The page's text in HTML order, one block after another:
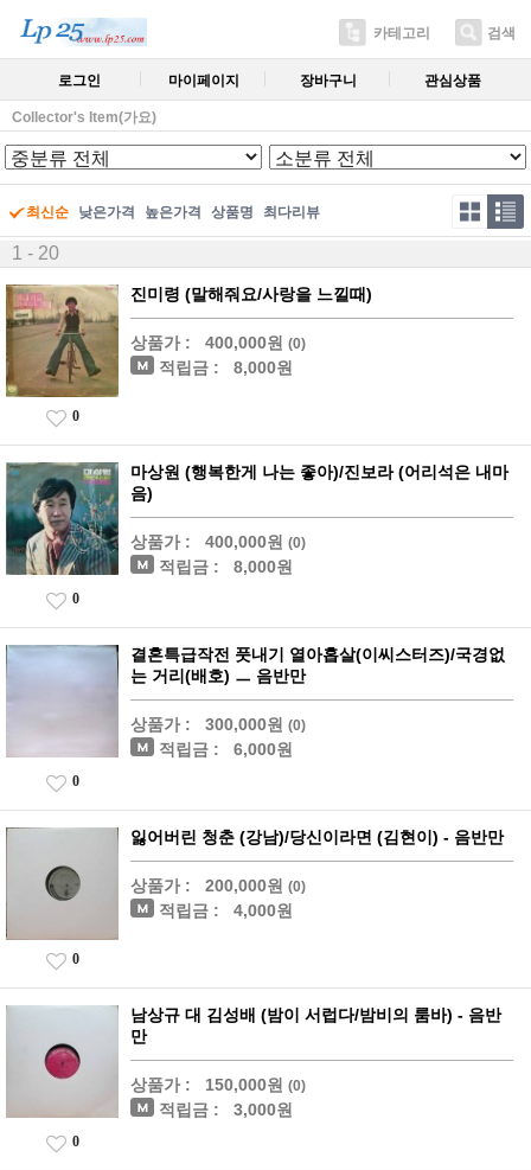
카테고리 검색
로그인 마이페이지 장바구니 관심상품
Collector's Item(가요)
최신순 낮은가격 높은가격 상품명 최다리뷰
1 - 20
진미령 (말해줘요/사랑을 느낄때)
상품가 : 400,000원 (0)
적립금 : 8,000원
0
마상원 (행복한게 나는 좋아)/진보라 (어리석은 내마
음)
상품가 : 400,000원 (0)
적립금 : 8,000원
0
결혼특급작전 풋내기 열아홉살(이씨스터즈)/국경없
는 거리(배호) ㅡ 음반만
상품가 : 300,000원 (0)
적립금 : 6,000원
0
잃어버린 청춘 (강남)/당신이라면 (김현이) - 음반만
상품가 : 200,000원 (0)
적립금 : 4,000원
0
남상규 대 김성배 (밤이 서럽다/밤비의 룸바) - 음반
만
상품가 : 150,000원 (0)
적립금 : 3,000원
0